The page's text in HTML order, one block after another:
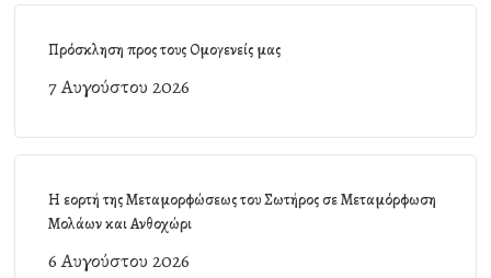
Πρόσκληση προς τους Ομογενείς μας
7 Αυγούστου 2026
Η εορτή της Μεταμορφώσεως του Σωτήρος σε Μεταμόρφωση
Μολάων και Ανθοχώρι
6 Αυγούστου 2026